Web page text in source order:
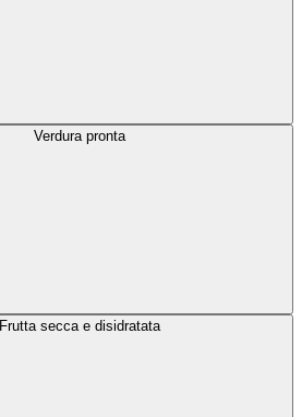
Verdura pronta
Frutta secca e disidratata